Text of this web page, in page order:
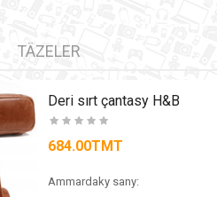
TÄZELER
Deri sırt çantasy H&B
684.00TMT
Ammardaky sany: